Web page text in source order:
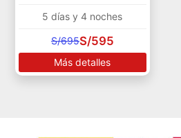
5 días y 4 noches
S/695S/595
Más detalles